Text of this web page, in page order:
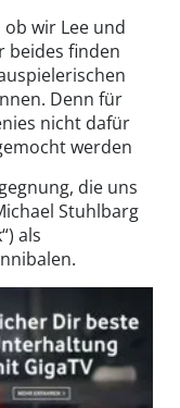
wir Lee und
beides finden
Denn für
nicht dafür
werden
die uns
Stuhlbarg
als